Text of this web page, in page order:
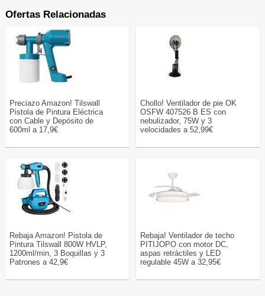
Ofertas Relacionadas
Preciazo Amazon! Tilswall
Pistola de Pintura Eléctrica
con Cable y Depósito de
600ml a 17,9€
Chollo! Ventilador de pie OK
OSFW 407526 B ES con
nebulizador, 75W y 3
velocidades a 52,99€
Rebaja Amazon! Pistola de
Pintura Tilswall 800W HVLP,
1200ml/min, 3 Boquillas y 3
Patrones a 42,9€
Rebaja! Ventilador de techo
PITIJOPO con motor DC,
aspas retráctiles y LED
regulable 45W a 32,95€